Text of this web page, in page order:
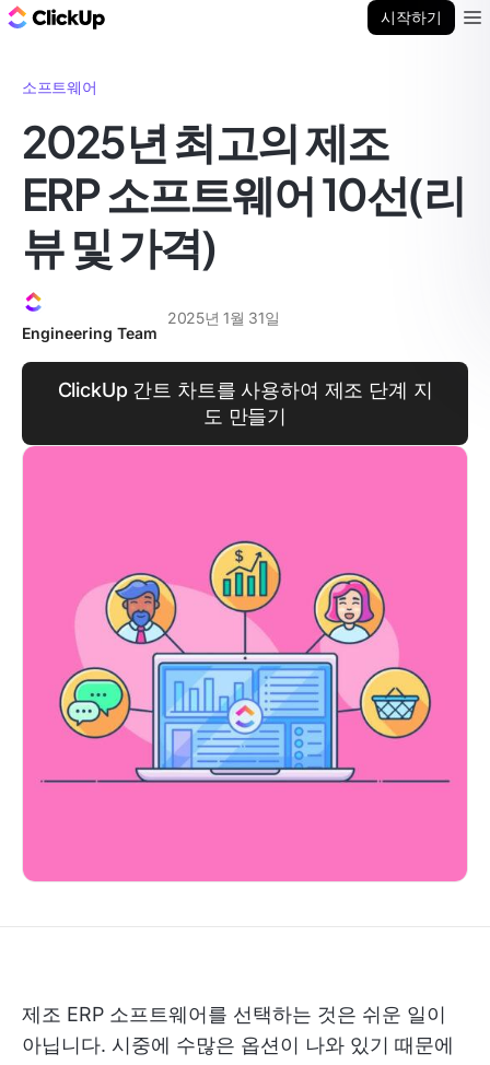
시작하기
소프트웨어
2025년 최고의 제조
ERP 소프트웨어 10선(리
뷰 및 가격)
Engineering Team
2025년 1월 31일
ClickUp 간트 차트를 사용하여 제조 단계 지
도 만들기
제조 ERP 소프트웨어를 선택하는 것은 쉬운 일이
아닙니다. 시중에 수많은 옵션이 나와 있기 때문에